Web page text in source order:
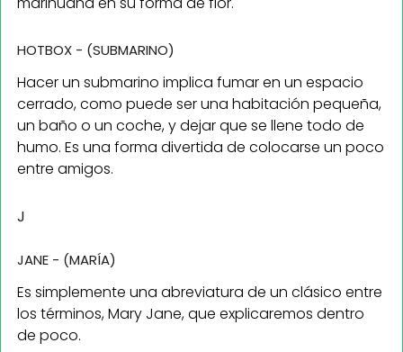
HOTBOX - (SUBMARINO)
Hacer un submarino implica fumar en un espacio
cerrado, como puede ser una habitación pequeña,
un baño o un coche, y dejar que se llene todo de
humo. Es una forma divertida de colocarse un poco
entre amigos.
J
JANE - (MARÍA)
Es simplemente una abreviatura de un clásico entre
los términos, Mary Jane, que explicaremos dentro
de poco.